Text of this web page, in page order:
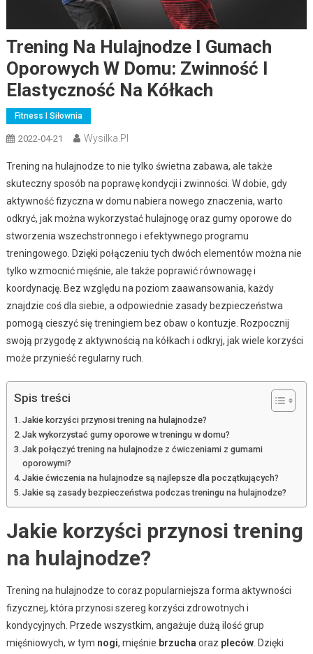
Trening Na Hulajnodze I Gumach
Oporowych W Domu: Zwinność I
Elastyczność Na Kółkach
Fitness I Siłownia
2022-04-21 Wysilka.pl
Trening na hulajnodze to nie tylko świetna zabawa, ale także
skuteczny sposób na poprawę kondycji i zwinności. W dobie, gdy
aktywność fizyczna w domu nabiera nowego znaczenia, warto
odkryć, jak można wykorzystać hulajnogę oraz gumy oporowe do
stworzenia wszechstronnego i efektywnego programu
treningowego. Dzięki połączeniu tych dwóch elementów można nie
tylko wzmocnić mięśnie, ale także poprawić równowagę i
koordynację. Bez względu na poziom zaawansowania, każdy
znajdzie coś dla siebie, a odpowiednie zasady bezpieczeństwa
pomogą cieszyć się treningiem bez obaw o kontuzje. Rozpocznij
swoją przygodę z aktywnością na kółkach i odkryj, jak wiele korzyści
może przynieść regularny ruch.
Spis treści
Jakie korzyści przynosi trening na hulajnodze?
Jak wykorzystać gumy oporowe w treningu w domu?
Jak połączyć trening na hulajnodze z ćwiczeniami z gumami
oporowymi?
Jakie ćwiczenia na hulajnodze są najlepsze dla początkujących?
Jakie są zasady bezpieczeństwa podczas treningu na hulajnodze?
Jakie korzyści przynosi trening
na hulajnodze?
Trening na hulajnodze to coraz popularniejsza forma aktywności
fizycznej, która przynosi szereg korzyści zdrowotnych i
kondycyjnych. Przede wszystkim, angażuje dużą ilość grup
mięśniowych, w tym nogi, mięśnie brzucha oraz pleców. Dzięki